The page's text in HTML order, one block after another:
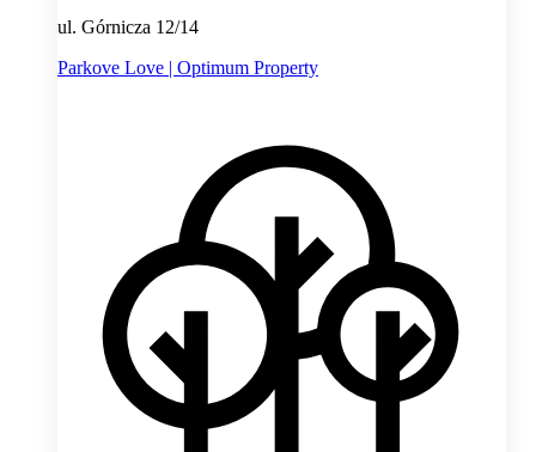
ul. Górnicza 12/14
Parkove Love | Optimum Property